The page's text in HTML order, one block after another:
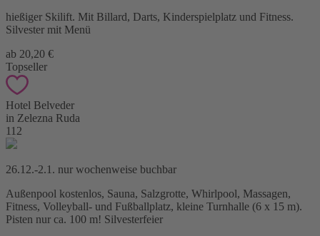
hießiger Skilift. Mit Billard, Darts, Kinderspielplatz und Fitness.
Silvester mit Menü
ab 20,20 €
Topseller
Hotel Belveder
in Zelezna Ruda
112
26.12.-2.1. nur wochenweise buchbar
Außenpool kostenlos, Sauna, Salzgrotte, Whirlpool, Massagen,
Fitness, Volleyball- und Fußballplatz, kleine Turnhalle (6 x 15 m).
Pisten nur ca. 100 m! Silvesterfeier